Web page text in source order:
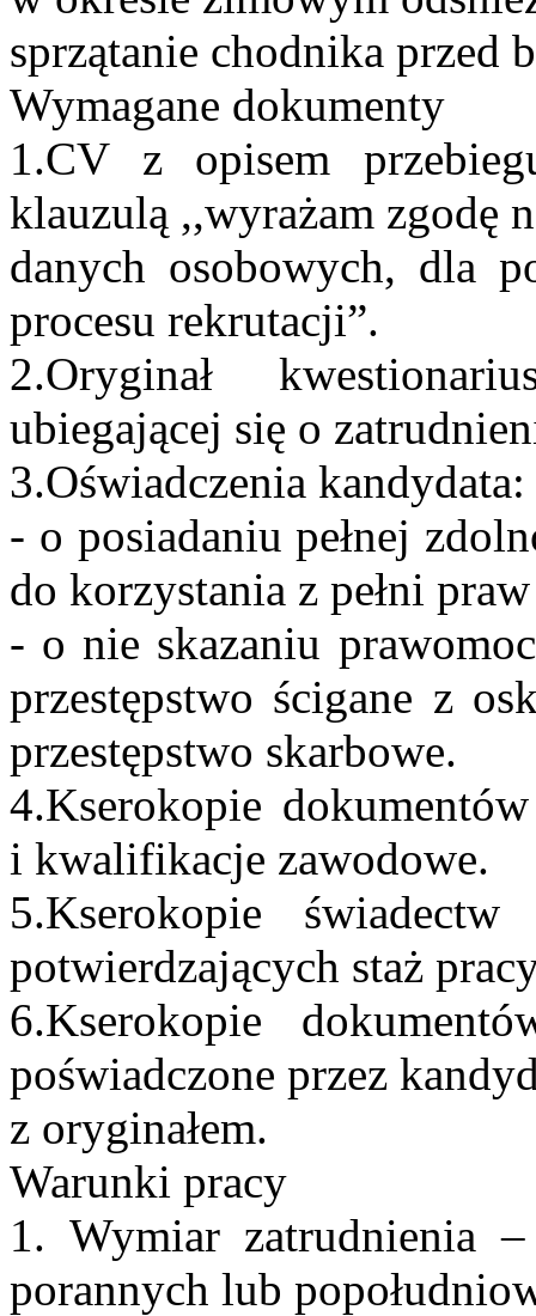
sprzątanie chodnika przed
Wymagane dokumenty
1.CV z opisem
klauzulą ,,wyrażam zgodę
danych osobowych, dla
procesu rekrutacji”.
2.Oryginał
ubiegającej się o
3.Oświadczenia kandydata:
- o posiadaniu pełnej
do korzystania z pełni
- o nie skazaniu
przestępstwo ścigane z
przestępstwo skarbowe.
4.Kserokopie
i kwalifikacje zawodowe.
5.Kserokopie
potwierdzających staż
6.Kserokopie
poświadczone przez
z oryginałem.
Warunki pracy
1. Wymiar zatrudnienia
porannych lub